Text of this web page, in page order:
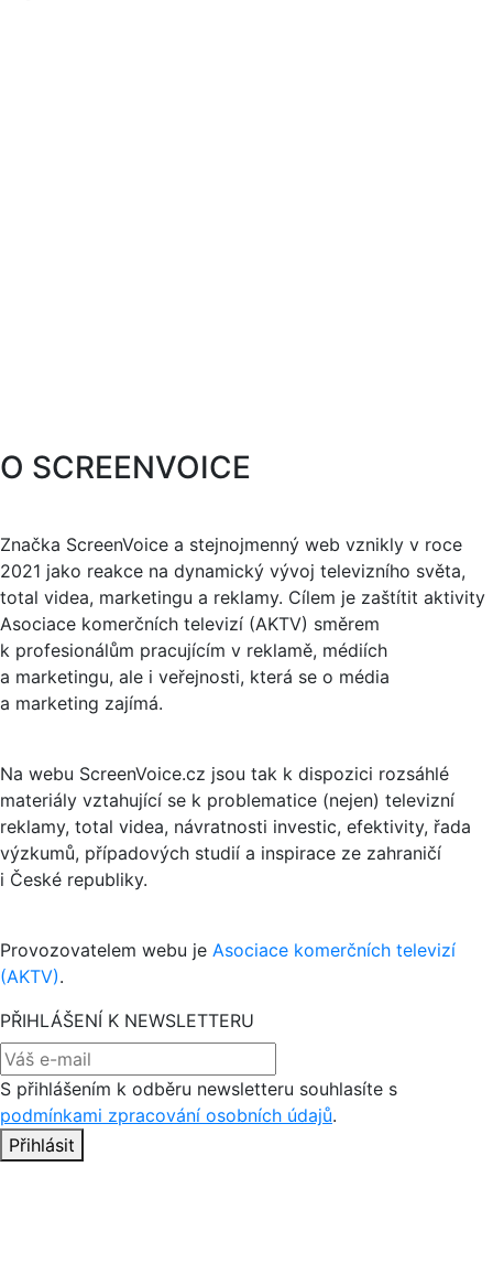
O SCREENVOICE
Značka ScreenVoice a stejnojmenný web vznikly v roce
2021 jako reakce na dynamický vývoj televizního světa,
total videa, marketingu a reklamy. Cílem je zaštítit aktivity
Asociace komerčních televizí (AKTV) směrem
k profesionálům pracujícím v reklamě, médiích
a marketingu, ale i veřejnosti, která se o média
a marketing zajímá.
Na webu ScreenVoice.cz jsou tak k dispozici rozsáhlé
materiály vztahující se k problematice (nejen) televizní
reklamy, total videa, návratnosti investic, efektivity, řada
výzkumů, případových studií a inspirace ze zahraničí
i České republiky.
Provozovatelem webu je Asociace komerčních televizí
(AKTV).
PŘIHLÁŠENÍ K NEWSLETTERU
S přihlášením k odběru newsletteru souhlasíte s
podmínkami zpracování osobních údajů.
Přihlásit